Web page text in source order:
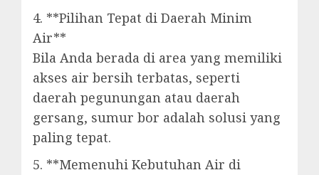
4. **Pilihan Tepat di Daerah Minim
Air**
Bila Anda berada di area yang memiliki
akses air bersih terbatas, seperti
daerah pegunungan atau daerah
gersang, sumur bor adalah solusi yang
paling tepat.
5. **Memenuhi Kebutuhan Air di